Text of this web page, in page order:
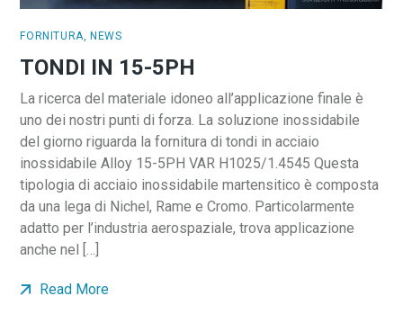
FORNITURA NEWS
TONDI IN 15-5PH
La ricerca del materiale idoneo all’applicazione finale è
uno dei nostri punti di forza. La soluzione inossidabile
del giorno riguarda la fornitura di tondi in acciaio
inossidabile Alloy 15-5PH VAR H1025/1.4545 Questa
tipologia di acciaio inossidabile martensitico è composta
da una lega di Nichel, Rame e Cromo. Particolarmente
adatto per l’industria aerospaziale, trova applicazione
anche nel […]
Read More